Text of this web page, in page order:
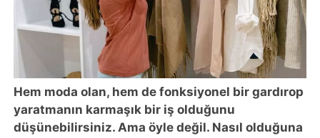
Hem moda olan, hem de fonksiyonel bir gardırop
yaratmanın karmaşık bir iş olduğunu
düşünebilirsiniz. Ama öyle değil. Nasıl olduğuna